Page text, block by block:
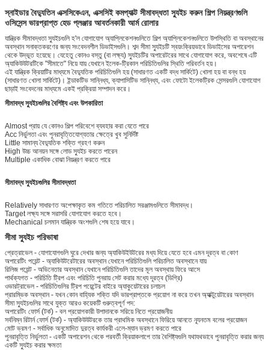
স্নাইডার বৈদ্যুতিন এক্সসিকেএন, এক্সসিই কমপ্যাক্ট সীমাবদ্ধতা স্যুইচ করুন শিল্প নিয়ন্ত্রণগুলি
ওসিসেন্স ভারপ্রাপ্ত হেড প্লঞ্জার আবর্তনকারী আর্ম রোলার
যান্ত্রিক সীমাবদ্ধতা স্যুইচগুলি হ'ল যোগাযোগ অ্যাপ্লিকেশনগুলিতে শিল্প অ্যাপ্লিকেশনগুলিতে উপস্থিতি বা অবস্থানের
অবস্থান সনাক্তকরণের জন্য সংবেদনশীল ডিভাইসগুলি। শব্দ সীমা স্যুইচটি স্বয়ংক্রিয়ভাবে ডিভাইসের অপারেশন
থেকে উদ্ভূত হয়েছে। যেহেতু কোনও বস্তু (বা লক্ষ্য) স্যুইচটির অপারেটরের সাথে যোগাযোগ করে, অবশেষে এটি
অ্যাকিউউটরটিকে "সীমাতে" নিয়ে যায় যেখানে ইলেক-ট্রিকাল পরিচিতিগুলির স্থিতি পরিবর্তন হয়।
এই যান্ত্রিক ক্রিয়াটির মাধ্যমে বৈদ্যুতিক পরিচিতিগুলি হয় (সাধারণত একটি বদ্ধ সার্কিটে) খোলা হয় বা বন্ধ হয়
(সাধারণত খোলা সার্কিটে)। ইন্ডাকটিভ সান্নিধ্য, ক্যাপাসিটিভ সান্নিধ্য, এবং ফোটো ইলেকট্রিক সেন্সরগুলি যোগাযোগ
ছাড়াই সংবেদনের মাধ্যমে একই প্রক্রিয়া সম্পাদন করে।
সীমাবদ্ধ স্যুইচগুলির বৈশিষ্ট্য এবং উপকারিতা
Almost প্রায় যে কোনও শিল্প পরিবেশে ব্যবহার করা যেতে পারে
Acc নির্ভুলতা এবং পুনরাবৃত্তিযোগ্যতার ক্ষেত্রে খুব সুনির্দিষ্ট
Little সামান্য বৈদ্যুতিক শক্তি গ্রহণ করুন
High উচ্চ আনয়ন সঙ্গে লোড স্যুইচ করতে পারেন
Multiple একাধিক বোঝা নিয়ন্ত্রণ করতে পারে
সীমাবদ্ধ স্যুইচগুলির সীমাবদ্ধতা
Relatively সাধারণত অপেক্ষাকৃত কম গতিতে পরিচালিত সরঞ্জামগুলিতে সীমাবদ্ধ।
Target লক্ষ্য সঙ্গে সরাসরি যোগাযোগ করতে হবে।
Mechanical চলমান যান্ত্রিক অংশগুলি শেষ হয়ে যাবে।
সীমা স্যুইচ পরিভাষা
প্রেত্রাভেল - যোগাযোগগুলি ঘুরে দেখার জন্য অ্যাকিউইউটরের মধ্য দিয়ে যেতে হবে এমন দূরত্ব বা কোণ
অপারেটিং পয়েন্ট - অ্যাকিউটরেটারের অবস্থান যেখানে পরিচিতিগুলি পরিচালিত অবস্থানে যায়
রিলিজ পয়েন্ট - অভিনেতার অবস্থান যেখানে পরিচিতিগুলি তাদের মূল অবস্থায় ফিরে আসে
পার্থক্যগত - পরিচিতি ট্রিপ এবং পরিচিতি পুনরায় সেট করার মধ্যে দূরত্ব (ডিগ্রি)
ওভারট্রাভেল - পরিচিতিগুলির ট্রিপ পয়েন্টের বাইরে অ্যাকুয়েটারের চলাচল
প্রারম্ভিক অবস্থান - যখন কোন বাহ্যিক শক্তি যদি ভারপ্রাপ্তকে প্রয়োগ না করে তখন অ্যাক্টুয়েটারের অবস্থান
সীমা স্যুইচগুলির সাথে যুক্ত আরও কয়েকটি গুরুত্বপূর্ণ পদ:
অপারেটিং ফোর্স (টর্ক) - বল প্রয়োগকারী উপাদানকে সরিয়ে নিতে প্রয়োজনীয়
সর্বনিম্ন রিটার্ন ফোর্স (টর্ক) - অ্যাকিউউটরকে তার প্রাথমিক অবস্থানে ফিরিয়ে আনতে ন্যূনতম বলের প্রয়োজন
মোট ভ্রমণ - সর্বাধিক অনুমোদিত দুরত্ব কার্যকরী এলে-ম্যান ভ্রমণ করতে পারে
পুনরাবৃত্তি নির্ভুলতা - একটি অপারেশন থেকে পরবর্তী ক্রিয়াকলাপে তার বৈশিষ্ট্যগুলি যথাযথভাবে পুনরাবৃত্তি করার জন্য
একটি স্যুইচ করার ক্ষমতা